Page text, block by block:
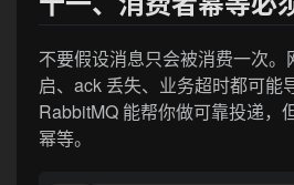
不要假设消息只会被消费一次。
启、ack 丢失、业务超时都可能
RabbitMQ 能帮你做可靠投递，
幂等。